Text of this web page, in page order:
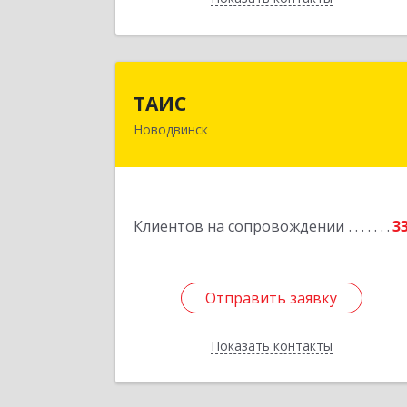
ТАИС
Новодвинск
Клиентов на сопровождении
Отправить заявку
Показать контакты
Отправить заявку
Назад